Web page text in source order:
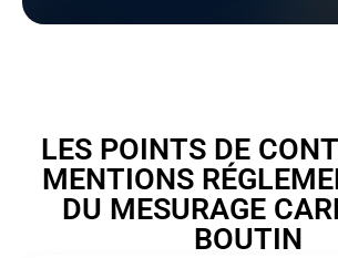
LES POINTS DE
MENTIONS
DU MESURAGE
BOUTIN